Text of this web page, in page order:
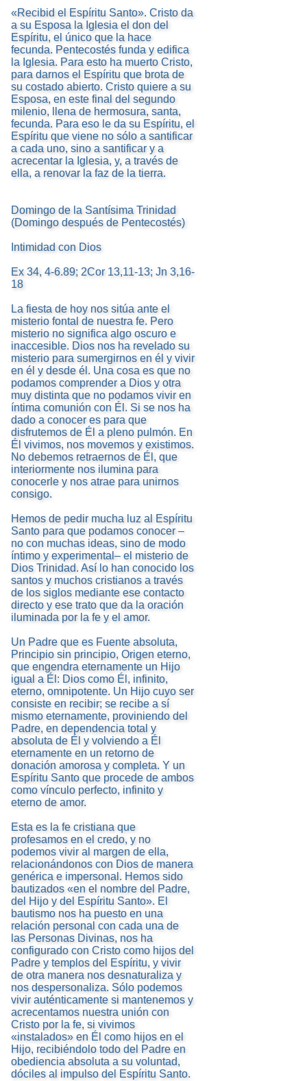
«Recibid el Espíritu Santo». Cristo da
a su Esposa la Iglesia el don del
Espíritu, el único que la hace
fecunda. Pentecostés funda y edifica
la Iglesia. Para esto ha muerto Cristo,
para darnos el Espíritu que brota de
su costado abierto. Cristo quiere a su
Esposa, en este final del segundo
milenio, llena de hermosura, santa,
fecunda. Para eso le da su Espíritu, el
Espíritu que viene no sólo a santificar
a cada uno, sino a santificar y a
acrecentar la Iglesia, y, a través de
ella, a renovar la faz de la tierra.
Domingo de la Santísima Trinidad
(Domingo después de Pentecostés)
Intimidad con Dios
Ex 34, 4-6.89; 2Cor 13,11-13; Jn 3,16-
18
La fiesta de hoy nos sitúa ante el
misterio fontal de nuestra fe. Pero
misterio no significa algo oscuro e
inaccesible. Dios nos ha revelado su
misterio para sumergirnos en él y vivir
en él y desde él. Una cosa es que no
podamos comprender a Dios y otra
muy distinta que no podamos vivir en
íntima comunión con Él. Si se nos ha
dado a conocer es para que
disfrutemos de Él a pleno pulmón. En
Él vivimos, nos movemos y existimos.
No debemos retraernos de Él, que
interiormente nos ilumina para
conocerle y nos atrae para unirnos
consigo.
Hemos de pedir mucha luz al Espíritu
Santo para que podamos conocer –
no con muchas ideas, sino de modo
íntimo y experimental– el misterio de
Dios Trinidad. Así lo han conocido los
santos y muchos cristianos a través
de los siglos mediante ese contacto
directo y ese trato que da la oración
iluminada por la fe y el amor.
Un Padre que es Fuente absoluta,
Principio sin principio, Origen eterno,
que engendra eternamente un Hijo
igual a Él: Dios como Él, infinito,
eterno, omnipotente. Un Hijo cuyo ser
consiste en recibir; se recibe a sí
mismo eternamente, proviniendo del
Padre, en dependencia total y
absoluta de Él y volviendo a Él
eternamente en un retorno de
donación amorosa y completa. Y un
Espíritu Santo que procede de ambos
como vínculo perfecto, infinito y
eterno de amor.
Esta es la fe cristiana que
profesamos en el credo, y no
podemos vivir al margen de ella,
relacionándonos con Dios de manera
genérica e impersonal. Hemos sido
bautizados «en el nombre del Padre,
del Hijo y del Espíritu Santo». El
bautismo nos ha puesto en una
relación personal con cada una de
las Personas Divinas, nos ha
configurado con Cristo como hijos del
Padre y templos del Espíritu, y vivir
de otra manera nos desnaturaliza y
nos despersonaliza. Sólo podemos
vivir auténticamente si mantenemos y
acrecentamos nuestra unión con
Cristo por la fe, si vivimos
«instalados» en Él como hijos en el
Hijo, recibiéndolo todo del Padre en
obediencia absoluta a su voluntad,
dóciles al impulso del Espíritu Santo.